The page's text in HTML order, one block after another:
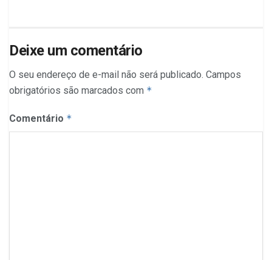
Deixe um comentário
O seu endereço de e-mail não será publicado. Campos
obrigatórios são marcados com *
Comentário *